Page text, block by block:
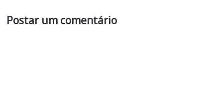
Postar um comentário